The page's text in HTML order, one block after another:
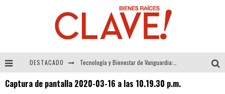
DESTACADO
Sector Inmobiliario – recuperación a paso firme
Captura de pantalla 2020-03-16 a las 10.19.30 p.m.